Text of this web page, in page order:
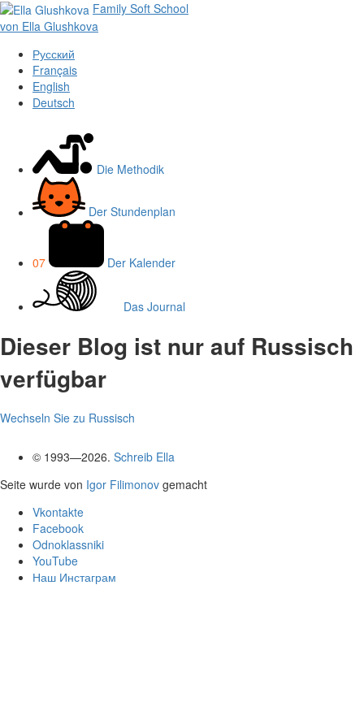
Family Soft School
von Ella Glu­shkova
Русский
Français
English
Deutsch
Die Methodik
Der Stundenplan
07 Der Kalender
Das Journal
Dieser Blog ist nur auf Russisch
verfügbar
Wechseln Sie zu Russisch
© 1993—2026. Schreib Ella
Seite wurde von Igor Filimonov gemacht
Vkontakte
Facebook
Odnoklassniki
YouTube
Наш Инстаграм